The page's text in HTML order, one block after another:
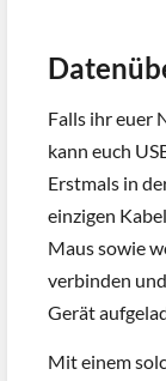
Falls ihr euer
kann euch
Erstmals in
einzigen
Maus sowie
verbinden
Gerät
Mit einem